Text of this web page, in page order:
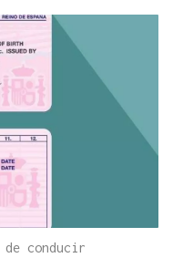
conducir